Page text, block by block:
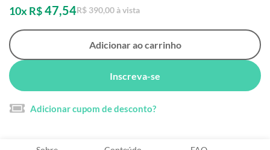
10x R$47,54R$ 390,00 à vista
Adicionar ao carrinho
Inscreva-se
Adicionar cupom de desconto?